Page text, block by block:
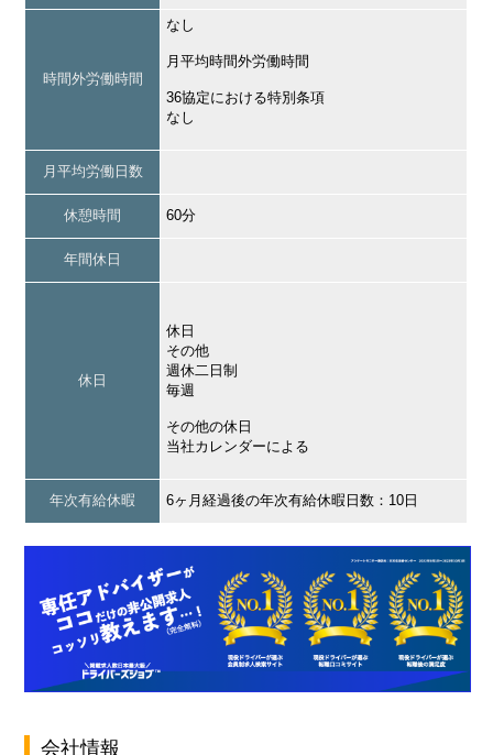
時間外労働時間
なし
月平均時間外労働時間
36協定における特別条項
なし
月平均労働日数
休憩時間 60分
年間休日
休日
休日
その他
週休二日制
毎週
その他の休日
当社カレンダーによる
年次有給休暇 6ヶ月経過後の年次有給休暇日数：10日
会社情報